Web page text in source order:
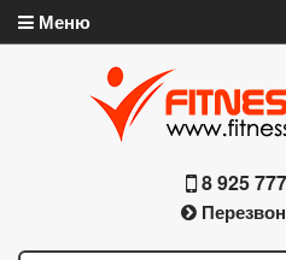
Меню
8 925